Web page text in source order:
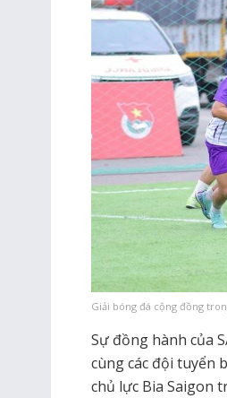
Giải bóng đá cộng đồng
Sự đồng hành của
cùng các đội tuyển
chủ lực Bia Saigon